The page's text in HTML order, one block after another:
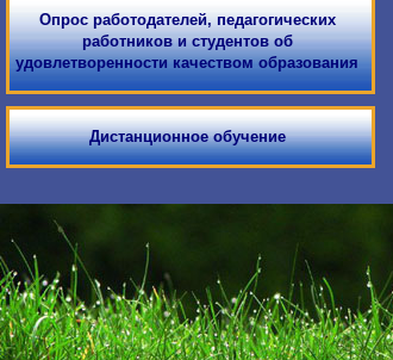
Опрос работодателей, педагогических
работников и студентов об
удовлетворенности качеством образования
Дистанционное обучение